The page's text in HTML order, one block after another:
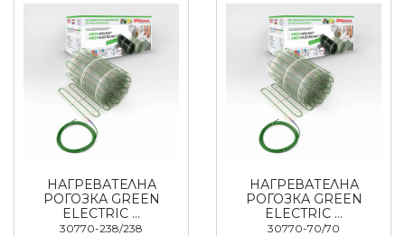
НАГРЕВАТЕЛНА
РОГОЗКА GREEN
ELECTRIC …
30770-238/238
НАГРЕВАТЕЛНА
РОГОЗКА GREEN
ELECTRIC …
30770-70/70